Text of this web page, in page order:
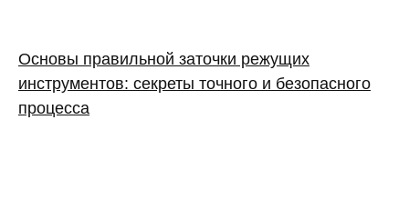
Основы правильной заточки режущих
инструментов: секреты точного и безопасного
процесса